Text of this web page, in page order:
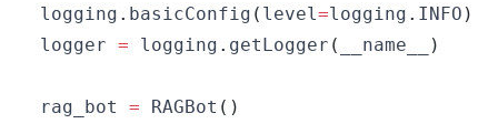
logging . basicConfig ( level=logging . INFO )
logger = logging . getLogger ( __name__ )
rag_bot = RAGBot ( )